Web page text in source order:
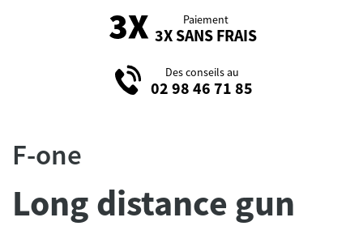
Paiement
3X SANS FRAIS
Des conseils au
02 98 46 71 85
F-one
Long distance gun